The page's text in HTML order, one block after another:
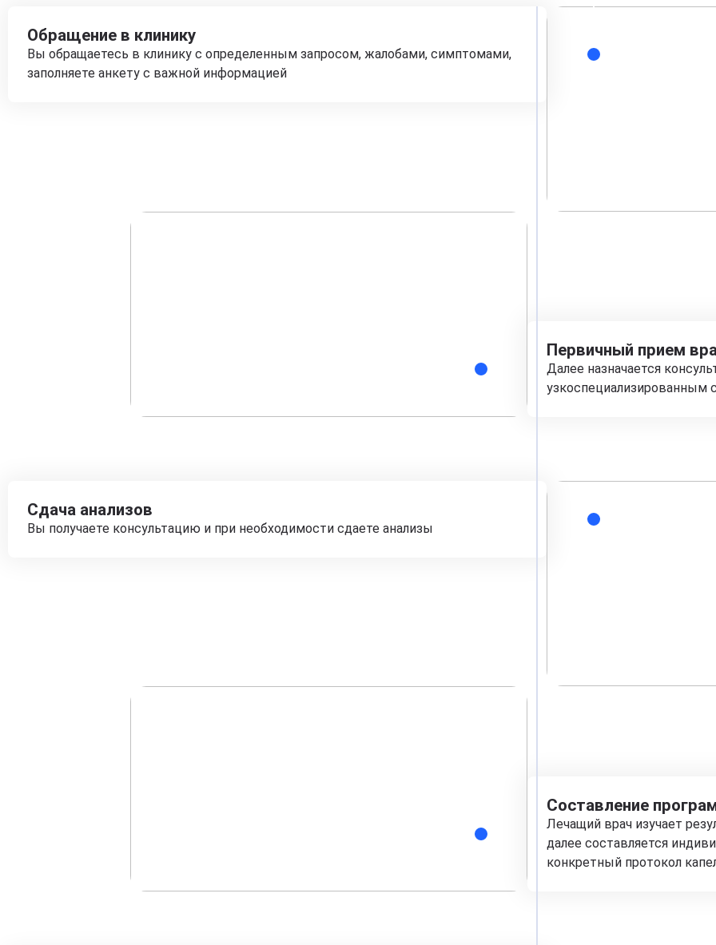
Обращение в клинику
Вы обращаетесь в клинику с определенным запросом, жалобами, симптомами,
заполняете анкету с важной информацией
Первичный прием
Далее назначается
узкоспециализированным
Сдача анализов
Вы получаете консультацию и при необходимости сдаете анализы
Составление
Лечащий врач изучает
далее составляется
конкретный протокол